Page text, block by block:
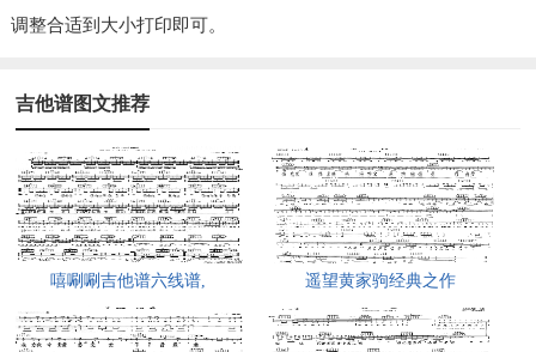
调整合适到大小打印即可。
吉他谱图文推荐
嘻唰唰吉他谱六线谱, 遥望黄家驹经典之作